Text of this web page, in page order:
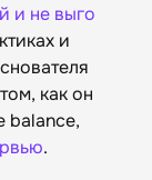
и не выго
и
как он
balance,
.